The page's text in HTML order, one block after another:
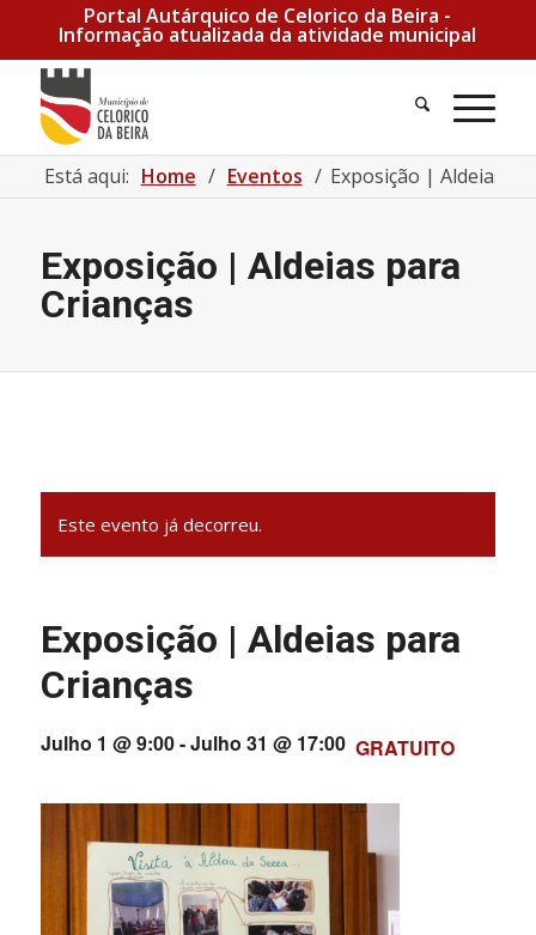
Portal Autárquico de Celorico da Beira -
Informação atualizada da atividade municipal
Está aqui: Home / Eventos / Exposição | Aldeias
Exposição | Aldeias para
Crianças
Este evento já decorreu.
Exposição | Aldeias para
Crianças
Julho 1 @ 9:00-Julho 31 @ 17:00 GRATUITO